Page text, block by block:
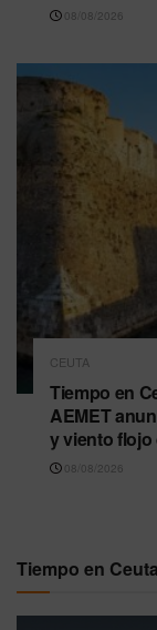
08/08/2026
CEUTA
Tiempo en
AEMET
y viento flojo
08/08/2026
Tiempo en Ceuta